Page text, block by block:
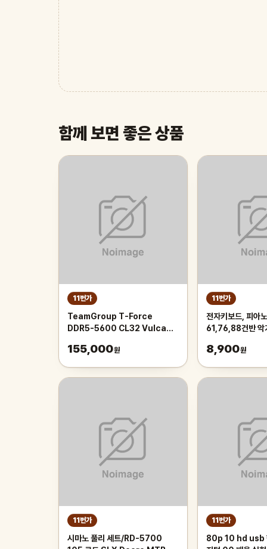
함께 보면 좋은 상품
11번가
TeamGroup T-Force
DDR5-5600 CL32 Vulcan
린
155,000원
11번가
전자키보드, 피아
61,76,88건반 악
8,900원
11번가
시마노 풀리 세트/RD-5700
11번가
80p 10 hd usb